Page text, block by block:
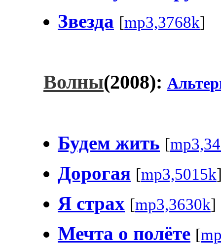
Звезда [mp3,3768k]
Волны(2008):
Будем жить [
Дорогая [mp3,5015k
Я страх [mp3,3630k]
Мечта о полёте [